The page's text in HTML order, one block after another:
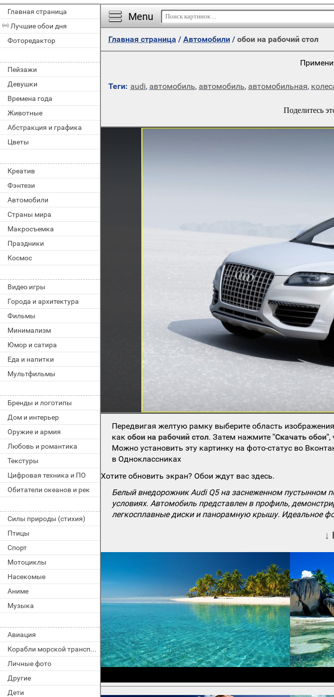
Главная страница
Лучшие обои дня
Фоторедактор
Пейзажи
Девушки
Времена года
Животные
Абстракция и графика
Цветы
Креатив
Фэнтези
Автомобили
Страны мира
Макросъемка
Праздники
Космос
Видео игры
Города и архитектура
Фильмы
Минимализм
Юмор и сатира
Еда и напитки
Мультфильмы
Бренды и логотипы
Дом и интерьер
Оружие и армия
Любовь и романтика
Текстуры
Цифровая техника и ПО
Обитатели океанов и рек
Силы природы (стихия)
Птицы
Спорт
Мотоциклы
Насекомые
Аниме
Музыка
Авиация
Корабли морской транспорт
Личные фото
Другие
Дети
Menu
Главная страница / Автомобили/ обои на рабочий стол
Теги: audi, автомобиль, автомобиль, автомобильная,
Передвигая желтую рамку выберите область
какобои на рабочий стол. Затем нажмите"Скачать обои",
Можно установить эту картинку на фото-статус во
в Одноклассниках
Хотите обновить экран? Обои ждут вас здесь.
Белый внедорожник Audi Q5 на заснеженном пустынном
условиях. Автомобиль представлен в профиль,
легкосплавные диски и панорамную крышу. Идеальное
↓